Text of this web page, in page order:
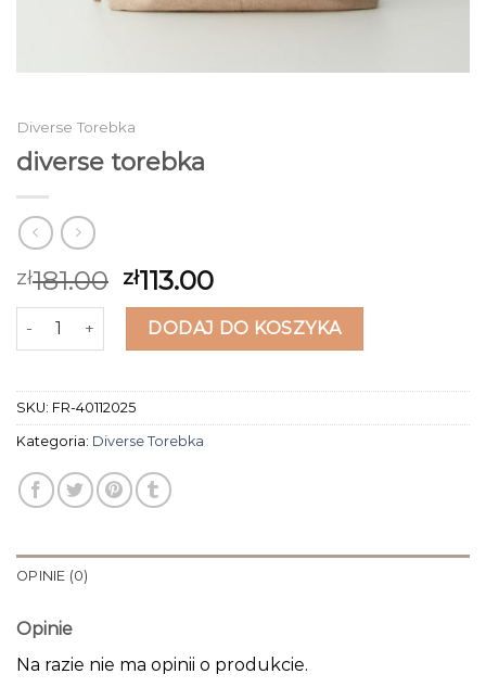
Diverse Torebka
diverse torebka
zł181.00 zł113.00
ilość diverse torebkaDODAJ DO KOSZYKA
SKU: FR-40112025
Kategoria: Diverse Torebka
OPINIE (0)
Opinie
Na razie nie ma opinii o produkcie.